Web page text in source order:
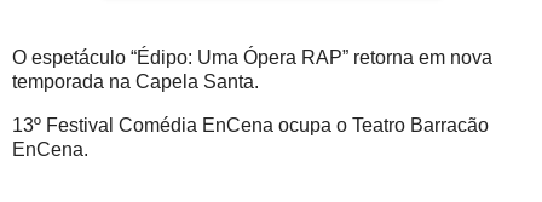
O espetáculo “Édipo: Uma Ópera RAP” retorna em nova
temporada na Capela Santa.
13º Festival Comédia EnCena ocupa o Teatro Barracão
EnCena.